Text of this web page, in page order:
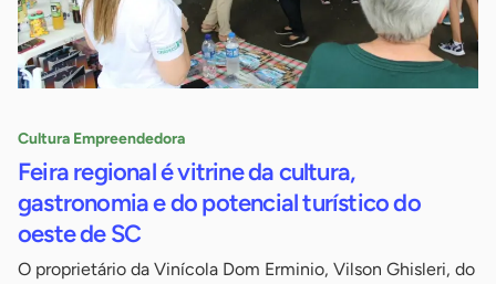
Cultura Empreendedora
Feira regional é vitrine da cultura,
gastronomia e do potencial turístico do
oeste de SC
O proprietário da Vinícola Dom Erminio, Vilson Ghisleri, do